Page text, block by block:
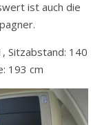
ist auch die
Sitzabstand: 140
193 cm